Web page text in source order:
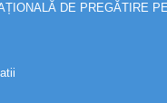
DE PREGĂTIRE